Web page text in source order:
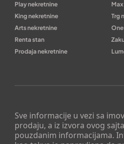
Sve informacije u vezi sa
prodaju, a iz izvora ovog
pouzdanim informacijama.
Play nekretnine
King nekretnine
Trg
Arts nekretnine
Renta stan
Prodaja nekretnine